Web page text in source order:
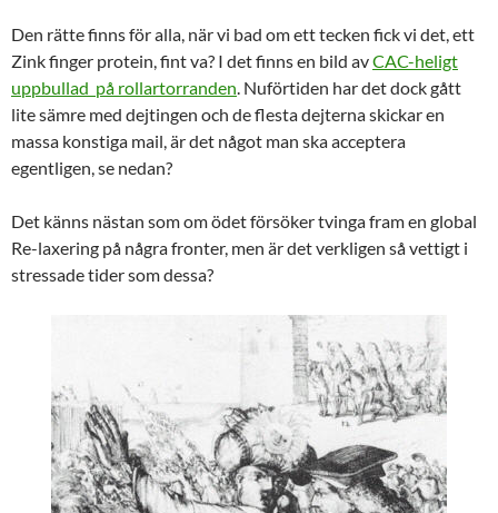
Den rätte finns för alla, när vi bad om ett tecken fick vi det, ett
Zink finger protein, fint va? I det finns en bild avCAC-heligt
uppbullad på rollartorranden. Nuförtiden har det dock gått
lite sämre med dejtingen och de flesta dejterna skickar en
massa konstiga mail, är det något man ska acceptera
egentligen, se nedan?
Det känns nästan som om ödet försöker tvinga fram en global
Re-laxering på några fronter, men är det verkligen så vettigt i
stressade tider som dessa?